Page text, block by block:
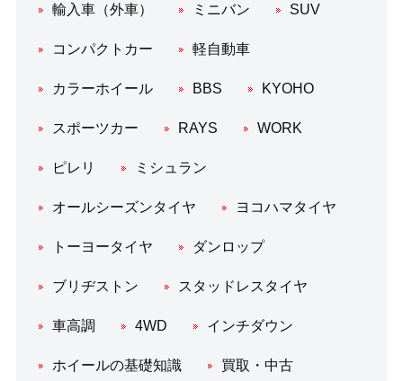
輸入車（外車） ミニバン SUV
コンパクトカー 軽自動車
カラーホイール BBS KYOHO
スポーツカー RAYS WORK
ピレリ ミシュラン
オールシーズンタイヤ ヨコハマタイヤ
トーヨータイヤ ダンロップ
ブリヂストン スタッドレスタイヤ
車高調 4WD インチダウン
ホイールの基礎知識 買取・中古